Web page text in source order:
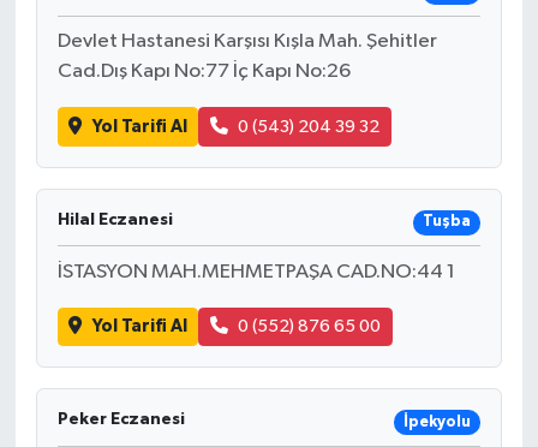
Devlet Hastanesi Karşısı Kışla Mah. Şehitler
Cad.Dış Kapı No:77 İç Kapı No:26
Yol Tarifi Al 0 (543) 204 39 32
Hilal Eczanesi Tuşba
İSTASYON MAH.MEHMETPAŞA CAD.NO:44 1
Yol Tarifi Al 0 (552) 876 65 00
Peker Eczanesi İpekyolu